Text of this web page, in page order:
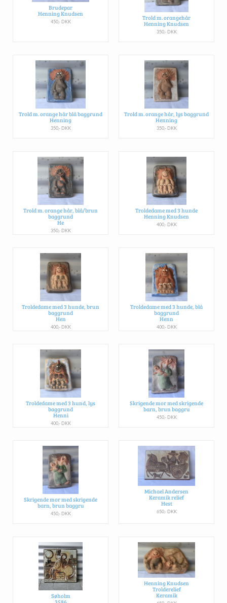
Brudepar
Henning Knudsen
450,- DKK
Trold m. orangehår
Henning Knudsen
350,- DKK
Trold m. orange hår blå baggrund
Henning
350,- DKK
Trold m. orange hår, lys baggrund
Henning
350,- DKK
Trold m. orange hår, blå/brun
baggrund
He
350,- DKK
Troldedame med 3 hunde
Henning Knudsen
400,- DKK
Troldedame med 3 hunde, brun
baggrund
Hen
400,- DKK
Troldedame med 3 hunde, blå
baggrund
Henn
400,- DKK
Troldedame med 3 hund, lys
baggrund
Henni
400,- DKK
Skrigende mor med skrigende
barn, brun baggru
450,- DKK
Skrigende mor med skrigende
barn, brun baggru
450,- DKK
Michael Andersen
Keramik relief
Hest
650,- DKK
Søholm
Henning Knudsen
Trolderelief
Keramik